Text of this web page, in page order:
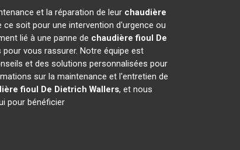
et la réparation de leur chaudière
soit pour une intervention d'urgence ou
lié à une panne de chaudière fioul De
vous rassurer. Notre équipe est
et des solutions personnalisées pour
sur la maintenance et l'entretien de
fioul De Dietrich Wallers, et nous
pour bénéficier